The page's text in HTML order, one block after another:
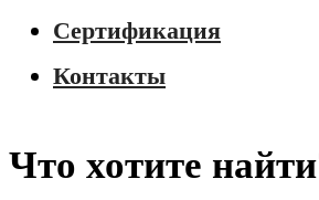
Сертификация
Контакты
Что хотите